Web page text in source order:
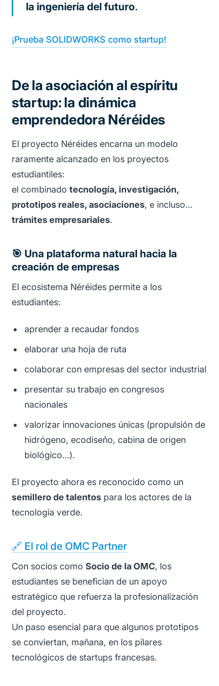
la ingeniería del futuro.
¡Prueba SOLIDWORKS como startup!
De la asociación al espíritu
startup: la dinámica
emprendedora Néréides
El proyecto Néréides encarna un modelo
raramente alcanzado en los proyectos
estudiantiles:
el combinado tecnología, investigación,
prototipos reales, asociaciones, e incluso…
trámites empresariales.
🎯 Una plataforma natural hacia la
creación de empresas
El ecosistema Néréides permite a los
estudiantes:
aprender a recaudar fondos
elaborar una hoja de ruta
colaborar con empresas del sector industrial
presentar su trabajo en congresos
nacionales
valorizar innovaciones únicas (propulsión de
hidrógeno, ecodiseño, cabina de origen
biológico...).
El proyecto ahora es reconocido como un
semillero de talentos para los actores de la
tecnología verde.
🔗 El rol de OMC Partner
Con socios como Socio de la OMC, los
estudiantes se benefician de un apoyo
estratégico que refuerza la profesionalización
del proyecto.
Un paso esencial para que algunos prototipos
se conviertan, mañana, en los pilares
tecnológicos de startups francesas.